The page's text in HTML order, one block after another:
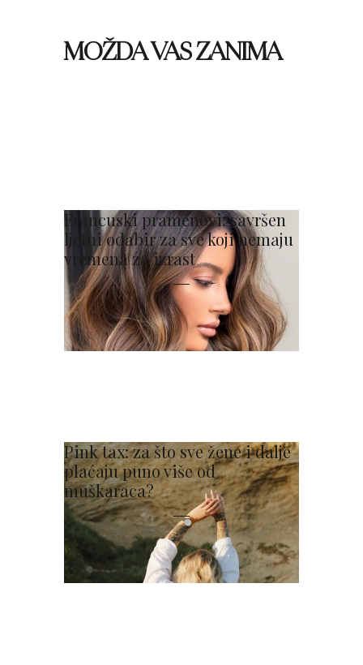
MOŽDA VAS ZANIMA
Francuski pramenovi: savršen
ljetni odabir za sve koji nemaju
vremena za izrast
Pink tax: za što sve žene i dalje
plaćaju puno više od
muškaraca?